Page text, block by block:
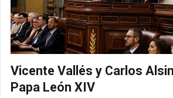
Vicente Vallés y Carlos
Papa León XIV